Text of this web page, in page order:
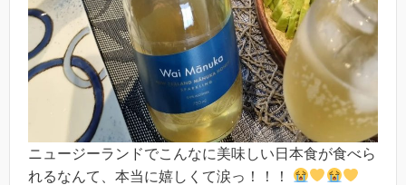
ニュージーランドでこんなに美味しい日本食が食べら
れるなんて、本当に嬉しくて涙っ！！！